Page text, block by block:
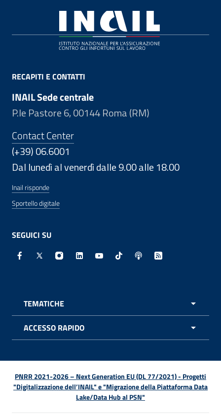
RECAPITI E CONTATTI
INAIL Sede centrale
P.le Pastore 6, 00144 Roma (RM)
Contact Center
(+39) 06.6001
Dal lunedì al venerdì dalle 9.00 alle 18.00
Inail risponde
Sportello digitale
SEGUICI SU
Facebook - Sito esterno - Apertura in nuova finestra
X - Sito esterno - Apertura in nuova finestra
Instagram - Sito esterno - Apertura in
Linkedin - Sito esterno - Apertura in
Youtube - Sito esterno -
TikTok - Sito esterno -
Spreaker - Sito
Feed RSS -
TEMATICHE
ACCESSO RAPIDO
PNRR 2021-2026 – Next Generation EU (DL 77/2021) - Progetti
"Digitalizzazione dell’INAIL" e "Migrazione della Piattaforma Data
Lake/Data Hub al PSN"